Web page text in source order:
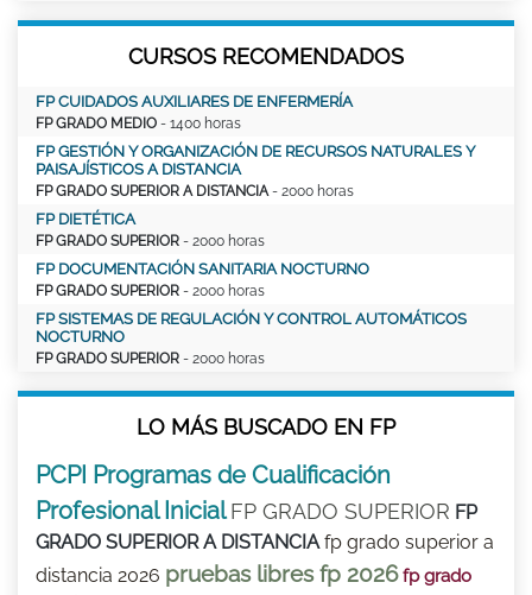
CURSOS RECOMENDADOS
FP CUIDADOS AUXILIARES DE ENFERMERÍA
FP GRADO MEDIO - 1400 horas
FP GESTIÓN Y ORGANIZACIÓN DE RECURSOS NATURALES Y
PAISAJÍSTICOS A DISTANCIA
FP GRADO SUPERIOR A DISTANCIA- 2000 horas
FP DIETÉTICA
FP GRADO SUPERIOR - 2000 horas
FP DOCUMENTACIÓN SANITARIA NOCTURNO
FP GRADO SUPERIOR - 2000 horas
FP SISTEMAS DE REGULACIÓN Y CONTROL AUTOMÁTICOS
NOCTURNO
FP GRADO SUPERIOR - 2000 horas
LO MÁS BUSCADO EN FP
PCPI Programas de Cualificación
Profesional Inicial FP GRADO SUPERIOR FP
GRADO SUPERIOR A DISTANCIA fp grado superior a
distancia 2026 pruebas libres fp 2026 fp grado